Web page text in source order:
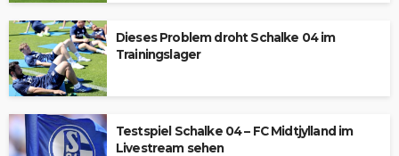
Dieses Problem droht Schalke 04 im
Trainingslager
Testspiel Schalke 04 – FC Midtjylland im
Livestream sehen